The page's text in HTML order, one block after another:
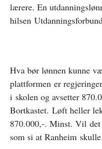
lærere. En
hilsen
Hva bør lønnen kunne
plattformen er
i skolen og avsetter
Bortkastet. Løft heller
870.000,-. Minst. Vil
som si at Ranheim